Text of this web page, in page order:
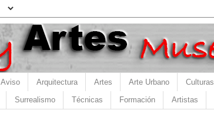
Aviso Arquitectura Artes Arte Urbano Culturas
Surrealismo Técnicas Formación Artistas